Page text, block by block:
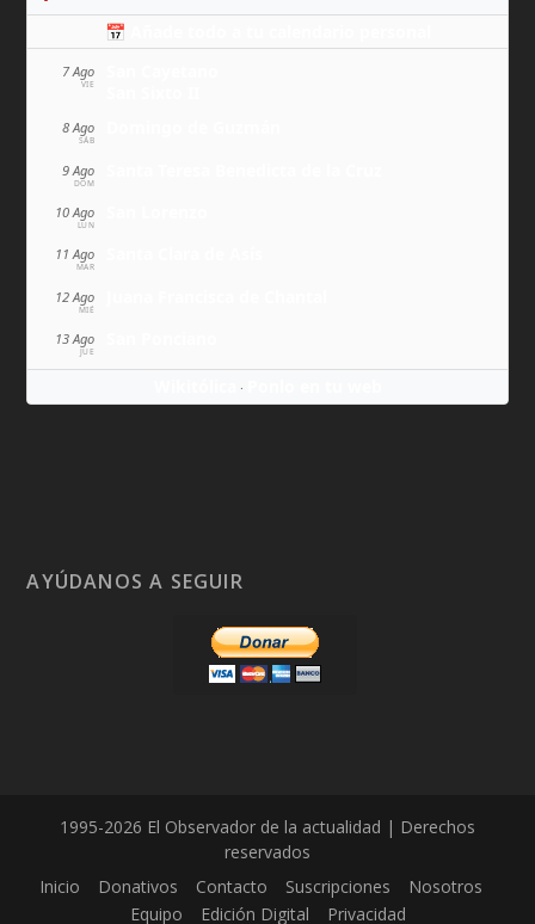
📅 Añade todo a tu calendario personal
7 Ago
VIE
8 Ago
SÁB
9 Ago
DOM
10 Ago
LUN
11 Ago
MAR
12 Ago
MIÉ
13 Ago
JUE
·
AYÚDANOS A SEGUIR
1995-2026 El Observador de la actualidad | Derechos
reservados
Inicio
Donativos Contacto Suscripciones
Nosotros
Equipo
Edición Digital Privacidad